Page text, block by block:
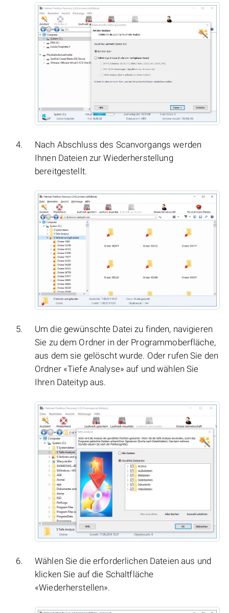
Nach Abschluss des Scanvorgangs werden
Ihnen Dateien zur Wiederherstellung
bereitgestellt.
Um die gewünschte Datei zu finden, navigieren
Sie zu dem Ordner in der Programmoberfläche,
aus dem sie gelöscht wurde. Oder rufen Sie den
Ordner «Tiefe Analyse» auf und wählen Sie
Ihren Dateityp aus.
Wählen Sie die erforderlichen Dateien aus und
klicken Sie auf die Schaltfläche
«Wiederherstellen».